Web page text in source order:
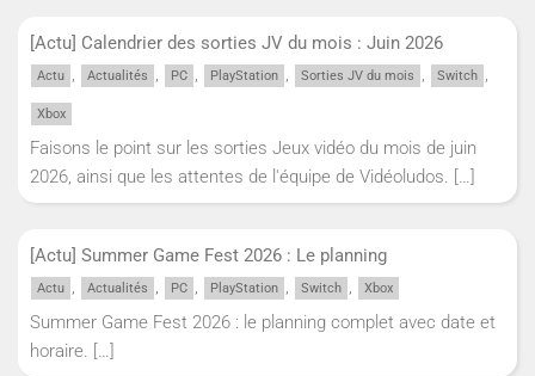
[Actu] Calendrier des sorties JV du mois : Juin 2026
Actu , Actualités , PC , PlayStation , Sorties JV du mois , Switch ,
Xbox
Faisons le point sur les sorties Jeux vidéo du mois de juin
2026, ainsi que les attentes de l'équipe de Vidéoludos. […]
[Actu] Summer Game Fest 2026 : Le planning
Actu , Actualités , PC , PlayStation , Switch , Xbox
Summer Game Fest 2026 : le planning complet avec date et
horaire. […]